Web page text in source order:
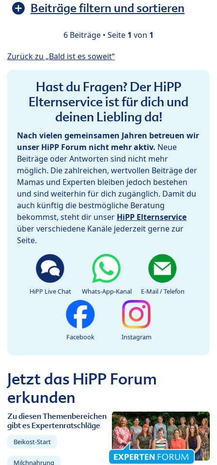
Beiträge filtern und sortieren
6 Beiträge • Seite 1 von 1
Zurück zu „Bald ist es soweit“
Hast du Fragen? Der HiPP
Elternservice ist für dich und
deinen Liebling da!
Nach vielen gemeinsamen Jahren betreuen wir
unser HiPP Forum nicht mehr aktiv. Neue
Beiträge oder Antworten sind nicht mehr
möglich. Die zahlreichen, wertvollen Beiträge der
Mamas und Experten bleiben jedoch bestehen
und sind weiterhin für dich zugänglich. Damit du
auch künftig die bestmögliche Beratung
bekommst, steht dir unser HiPP Elternservice
über verschiedene Kanäle jederzeit gerne zur
Seite.
HiPP Live Chat Whats-App-Kanal E-Mail / Telefon
Facebook Instagram
Jetzt das HiPP Forum
erkunden
Zu diesen Themenbereichen
gibt es Expertenratschläge
Beikost-Start
Milchnahrung